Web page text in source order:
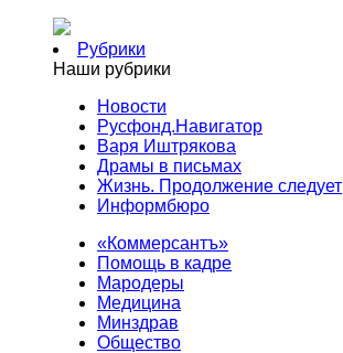
Рубрики
Наши рубрики
Новости
Русфонд.Навигатор
Варя Иштрякова
Драмы в письмах
Жизнь. Продолжение следует
Информбюро
«Коммерсантъ»
Помощь в кадре
Мародеры
Медицина
Минздрав
Общество